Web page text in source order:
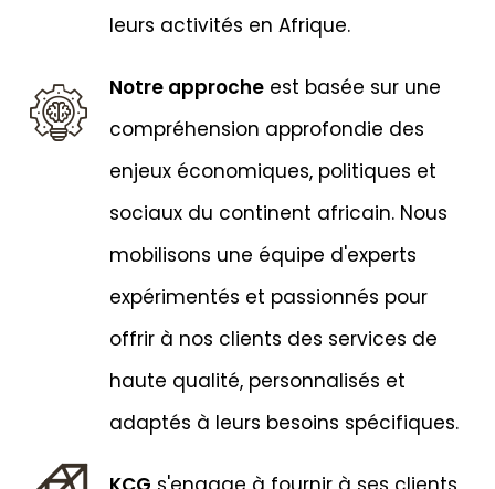
leurs activités en Afrique.
Notre approche est basée sur une
compréhension approfondie des
enjeux économiques, politiques et
sociaux du continent africain. Nous
mobilisons une équipe d'experts
expérimentés et passionnés pour
offrir à nos clients des services de
haute qualité, personnalisés et
adaptés à leurs besoins spécifiques.